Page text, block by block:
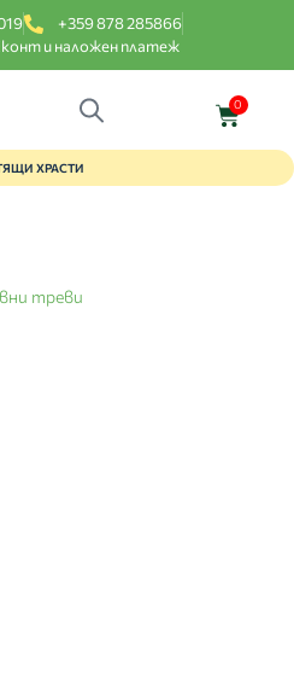
+359 878 285866
и наложен платеж
0
ХРАСТИ
треви